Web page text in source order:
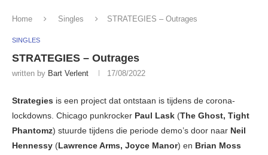
Home Singles STRATEGIES – Outrages
SINGLES
STRATEGIES – Outrages
written by Bart Verlent 17/08/2022
Strategies is een project dat ontstaan is tijdens de corona-
lockdowns. Chicago punkrocker Paul Lask (The Ghost, Tight
Phantomz) stuurde tijdens die periode demo’s door naar Neil
Hennessy (Lawrence Arms, Joyce Manor) en Brian Moss